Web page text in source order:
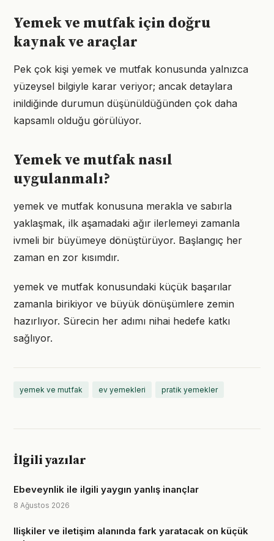
Yemek ve mutfak için doğru
kaynak ve araçlar
Pek çok kişi yemek ve mutfak konusunda yalnızca
yüzeysel bilgiyle karar veriyor; ancak detaylara
inildiğinde durumun düşünüldüğünden çok daha
kapsamlı olduğu görülüyor.
Yemek ve mutfak nasıl
uygulanmalı?
yemek ve mutfak konusuna merakla ve sabırla
yaklaşmak, ilk aşamadaki ağır ilerlemeyi zamanla
ivmeli bir büyümeye dönüştürüyor. Başlangıç her
zaman en zor kısımdır.
yemek ve mutfak konusundaki küçük başarılar
zamanla birikiyor ve büyük dönüşümlere zemin
hazırlıyor. Sürecin her adımı nihai hedefe katkı
sağlıyor.
yemek ve mutfak ev yemekleri pratik yemekler
İlgili yazılar
Ebeveynlik ile ilgili yaygın yanlış inançlar
8 Ağustos 2026
Ilişkiler ve iletişim alanında fark yaratacak on küçük